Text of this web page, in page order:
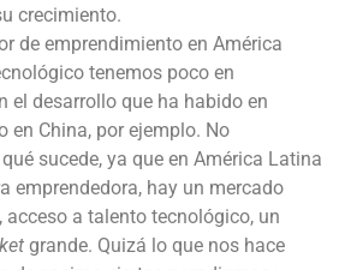
crecimiento.
de emprendimiento en América
tenemos poco en
el desarrollo que ha habido en
en China, por ejemplo. No
sucede, ya que en América Latina
emprendedora, hay un mercado
acceso a talento tecnológico, un
grande. Quizá lo que nos hace